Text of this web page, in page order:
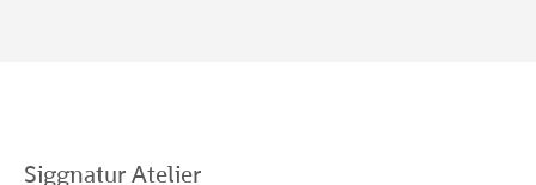
Siggnatur Atelier